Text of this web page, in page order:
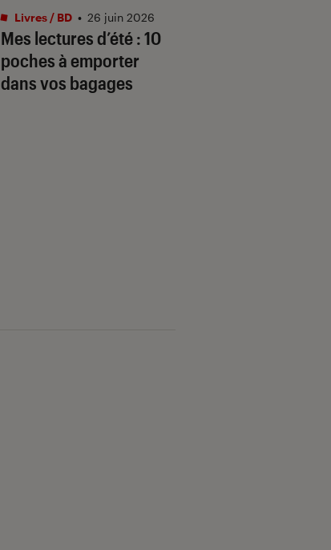
Mes lectures d’été : 10
poches à emporter
dans vos bagages
Livres / BD • 26 juin 2026